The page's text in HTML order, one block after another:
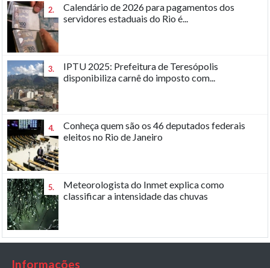
2.
Calendário de 2026 para pagamentos dos
servidores estaduais do Rio é...
3.
IPTU 2025: Prefeitura de Teresópolis
disponibiliza carnê do imposto com...
4.
Conheça quem são os 46 deputados federais
eleitos no Rio de Janeiro
5.
Meteorologista do Inmet explica como
classificar a intensidade das chuvas
Informações